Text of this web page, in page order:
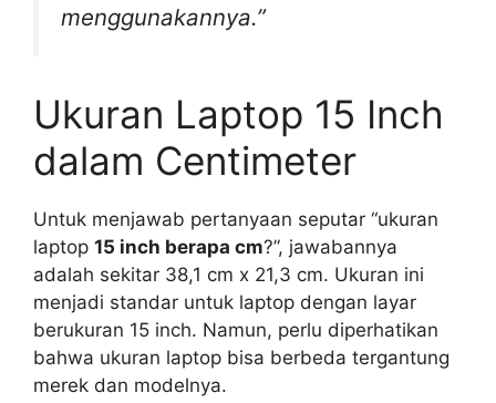
menggunakannya.”
Ukuran Laptop 15 Inch
dalam Centimeter
Untuk menjawab pertanyaan seputar “ukuran
laptop 15 inch berapa cm?”, jawabannya
adalah sekitar 38,1 cm x 21,3 cm. Ukuran ini
menjadi standar untuk laptop dengan layar
berukuran 15 inch. Namun, perlu diperhatikan
bahwa ukuran laptop bisa berbeda tergantung
merek dan modelnya.